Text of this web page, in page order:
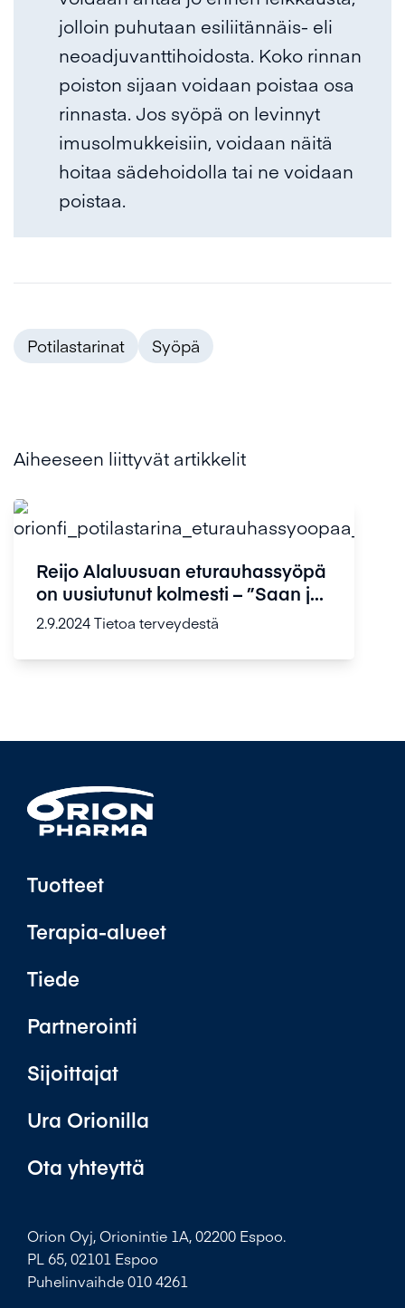
jolloin puhutaan esiliitännäis- eli
neoadjuvanttihoidosta. Koko rinnan
poiston sijaan voidaan poistaa osa
rinnasta. Jos syöpä on levinnyt
imusolmukkeisiin, voidaan näitä
hoitaa sädehoidolla tai ne voidaan
poistaa.
Potilastarinat Syöpä
Aiheeseen liittyvät artikkelit
Reijo Alaluusuan eturauhassyöpä
on uusiutunut kolmesti – ”Saan j...
2.9.2024Tietoa terveydestä
Tuotteet
Terapia-alueet
Tiede
Partnerointi
Sijoittajat
Ura Orionilla
Ota yhteyttä
Orion Oyj, Orionintie 1A, 02200 Espoo.
PL 65, 02101 Espoo
Puhelinvaihde 010 4261